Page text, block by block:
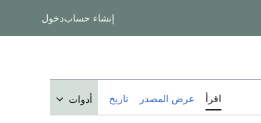
إنشاء حسابدخول
اقرأ عرض المصدر تاريخ أدوات